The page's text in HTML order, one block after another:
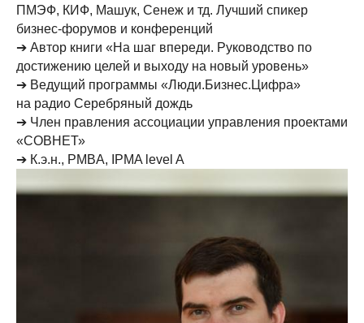
ПМЭФ, КИФ, Машук, Сенеж и тд. Лучший спикер
бизнес-форумов и конференций
➔ Автор книги «На шаг впереди. Руководство по
достижению целей и выходу на новый уровень»
➔ Ведущий программы «Люди.Бизнес.Цифра»
на радио Серебряный дождь
➔ Член правления ассоциации управления проектами
«СОВНЕТ»
➔ К.э.н., PMBA, IPMA level A